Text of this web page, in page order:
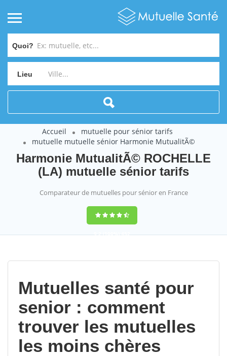
Quoi?
Lieu
Accueil
mutuelle pour sénior tarifs
mutuelle mutuelle sénior Harmonie MutualitÃ©
Harmonie MutualitÃ© ROCHELLE
(LA) mutuelle sénior tarifs
Comparateur de mutuelles pour sénior en France
9,2(100%)452
Mutuelles santé pour
senior : comment
trouver les mutuelles
les moins chères